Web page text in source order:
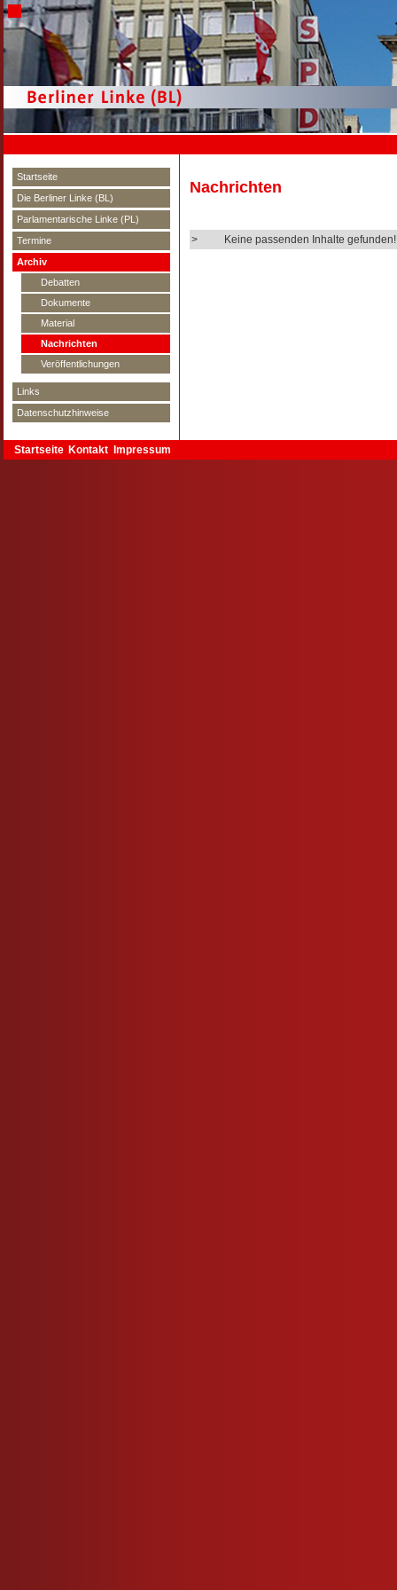
Nachrichten
> Keine passenden Inhalte gefunden!
Startseite
Die Berliner Linke (BL)
Parlamentarische Linke (PL)
Termine
Archiv
Debatten
Dokumente
Material
Nachrichten
Veröffentlichungen
Links
Datenschutzhinweise
Startseite Kontakt Impressum